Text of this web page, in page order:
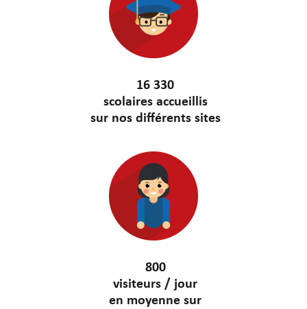
16 330
scolaires accueillis
sur nos différents sites
800
visiteurs / jour
en moyenne sur